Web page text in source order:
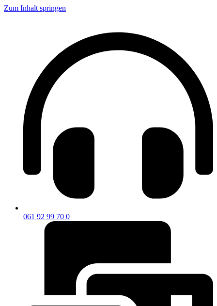
Zum Inhalt springen
061 92 99 70 0